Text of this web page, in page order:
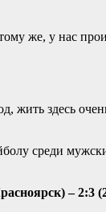
же, у нас
жить здесь
среди
– 2:3